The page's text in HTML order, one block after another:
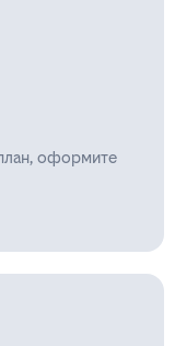
оформите